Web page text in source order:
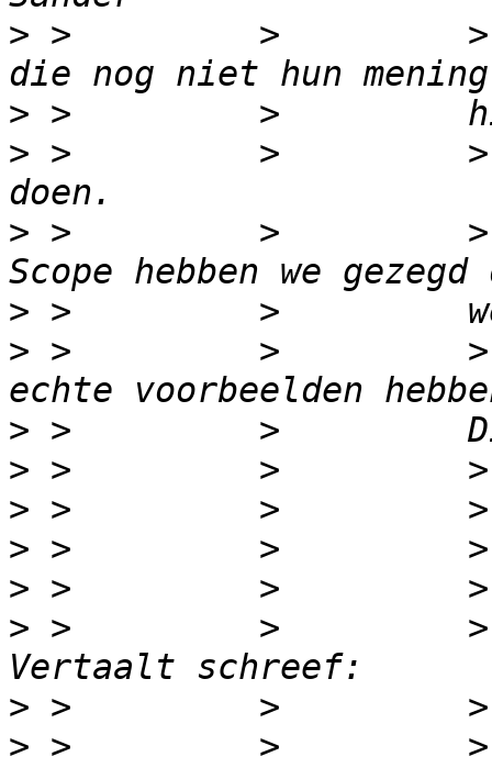
> >         >         >
>
> >         >         >
> >         >         >
>
> >         >         >
>
>
>
>
>
> >         >         >
>
> >         >         > >